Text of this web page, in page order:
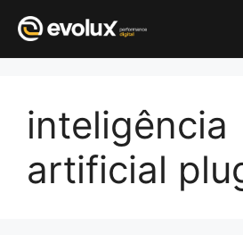
conteúdo
inteligência
artificial